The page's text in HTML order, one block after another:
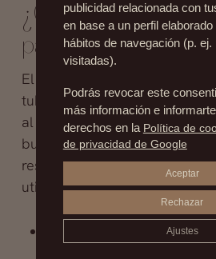
¿Cuál es el mejor
para la mama
El tratamiento más efectivo
tuberosa es la cirugía
al grado de malformación.
busca mejorar la forma del
resultado más armónico. Las
utilizadas incluyen:
Dar mejor forma a los
publicidad relacionada con
en base a un perfil
hábitos de navegación (p. ej.
visitadas).
Podrás revocar este
más información e
derechos en la Política de
de privacidad de Google
Aceptar
Rechazar
Ajustes